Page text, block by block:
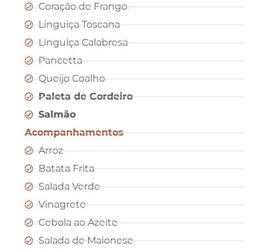
Coração de Frango
Linguiça Toscana
Linguiça Calabresa
Pancetta
Queijo Coalho
Paleta de Cordeiro
Salmão
Acompanhamentos
Arroz
Batata Frita
Salada Verde
Vinagrete
Cebola ao Azeite
Salada de Maionese